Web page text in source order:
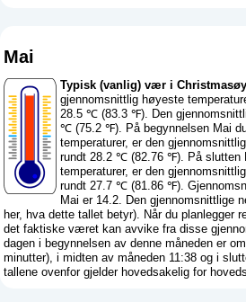
Mai
Typisk (vanlig) vær i
gjennomsnittlig høyeste
28.5 ℃ (83.3 ℉). Den
℃ (75.2 ℉). På begynnelsen Mai
temperaturer, er den
rundt 28.2 ℃ (82.76 ℉). På slutten
temperaturer, er den
rundt 27.7 ℃ (81.86 ℉).
Mai er 14.2. Den gjennomsnittlige
her, hva dette tallet betyr). Når du planlegger
det faktiske været kan avvike fra disse
dagen i begynnelsen av denne måneden er
minutter), i midten av måneden 11:38 og i
tallene ovenfor gjelder hovedsakelig for